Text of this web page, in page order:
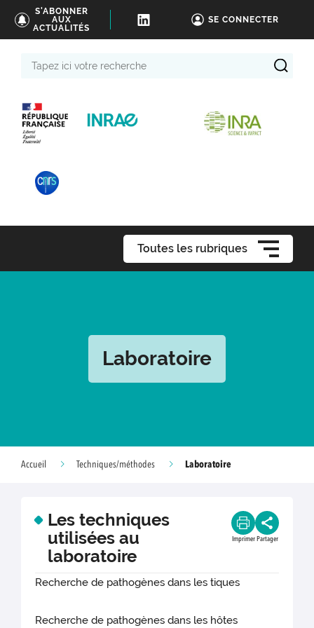
S'ABONNER
AUX
ACTUALITÉS
SE CONNECTER
Toutes les rubriques
Laboratoire
Accueil Techniques/méthodes Laboratoire
Les techniques
utilisées au
laboratoire
Imprimer Partager
Recherche de pathogènes dans les tiques
Recherche de pathogènes dans les hôtes